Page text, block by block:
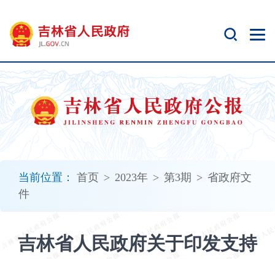
当前位置： 首页 > 2023年 > 第3期 > 省政府文
件
吉林省人民政府关于印发支持
开
无
障
碍
说
明
加